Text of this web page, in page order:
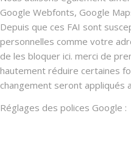
Google Webfonts, Google
Depuis que ces FAI sont
personnelles comme votre
de les bloquer ici. merci de
hautement réduire certaines
changement seront appliqués
Réglages des polices Google :